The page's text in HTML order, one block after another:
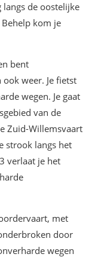
de oostelijke
kom je
bent
weer. Je fietst
wegen. Je gaat
van de
Zuid-Willemsvaart
strook langs het
verlaat je het
met
door
wegen